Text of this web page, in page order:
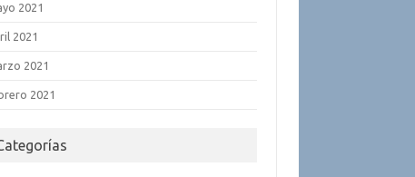
2021
2021
2021
2021